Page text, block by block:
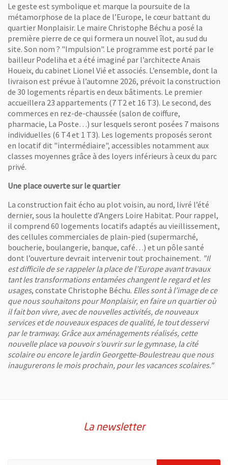
Le geste est symbolique et marque la poursuite de la
métamorphose de la place de l’Europe, le cœur battant du
quartier Monplaisir. Le maire Christophe Béchu a posé la
première pierre de ce qui formera un nouvel îlot, au sud du
site. Son nom ? "Impulsion". Le programme est porté par le
bailleur Podeliha et a été imaginé par l’architecte Anaïs
Houeix, du cabinet Lionel Vié et associés. L’ensemble, dont la
livraison est prévue à l’automne 2026, prévoit la construction
de 30 logements répartis en deux bâtiments. Le premier
accueillera 23 appartements (7 T2 et 16 T3). Le second, des
commerces en rez-de-chaussée (salon de coiffure,
pharmacie, La Poste…) sur lesquels seront posées 7 maisons
individuelles (6 T4 et 1 T3). Les logements proposés seront
en locatif dit "intermédiaire", accessibles notamment aux
classes moyennes grâce à des loyers inférieurs à ceux du parc
privé.
Une place ouverte sur le quartier
La construction fait écho au plot voisin, au nord, livré l’été
dernier, sous la houlette d’Angers Loire Habitat. Pour rappel,
il comprend 60 logements locatifs adaptés au vieillissement,
des cellules commerciales de plain-pied (supermarché,
boucherie, boulangerie, banque, café…) et un pôle santé
dont l’ouverture devrait intervenir tout prochainement. "Il
est difficile de se rappeler la place de l’Europe avant travaux
tant les transformations entamées changent le regard et les
usages, constate Christophe Béchu. Elles sont à l’image de ce
que nous souhaitons pour Monplaisir, en faire un quartier où
il fait bon vivre, avec de nouvelles activités, de nouveaux
services et de nouveaux espaces de qualité, le tout desservi
par le tramway. Grâce aux aménagements réalisés, cette
nouvelle place va pouvoir s’ouvrir sur le gymnase, la cité
scolaire ou encore le jardin Georgette-Boulestreau que nous
inaugurerons le mois prochain, pour les vacances scolaires."
La newsletter